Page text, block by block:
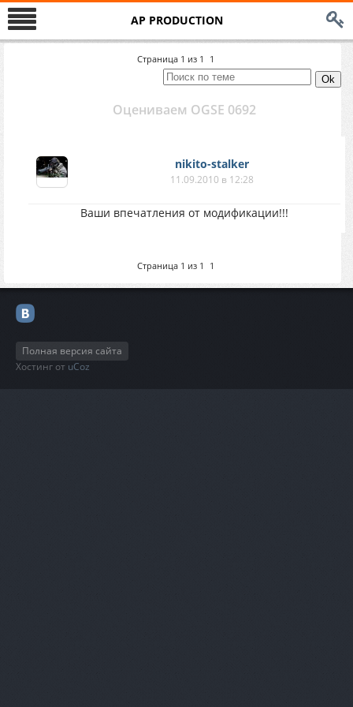
AP PRODUCTION
Страница 1 из 1 1
Оцениваем OGSE 0692
nikito-stalker
11.09.2010 в 12:28
Ваши впечатления от модификации!!!
Страница 1 из 1 1
Полная версия сайта
Хостинг от uCoz